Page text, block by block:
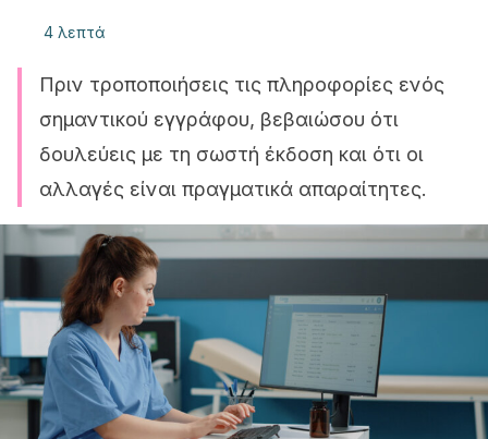
4 λεπτά
Πριν τροποποιήσεις τις πληροφορίες ενός
σημαντικού εγγράφου, βεβαιώσου ότι
δουλεύεις με τη σωστή έκδοση και ότι οι
αλλαγές είναι πραγματικά απαραίτητες.